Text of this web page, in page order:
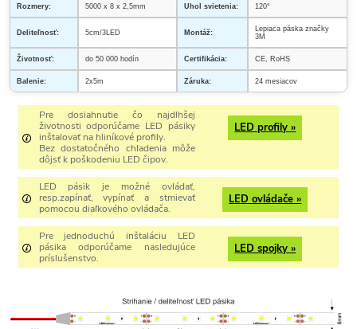
Rozmery: 5000 x 8 x 2,5mm Uhol svietenia: 120°
Deliteľnosť: 5cm/3LED Montáž:
Lepiaca páska značky
3M
Životnosť: do 50 000 hodín Certifikácia: CE, RoHS
Balenie: 2x5m Záruka: 24 mesiacov
Pre dosiahnutie čo najdlhšej
životnosti odporúčame LED pásiky
inštalovať na hliníkové profily.
Bez dostatočného chladenia môže
dôjsť k poškodeniu LED čipov.
LED profily »
LED pásik je možné ovládať,
resp.zapínať, vypínať a stmievať
pomocou diaľkového ovládača.
LED ovládače »
Pre jednoduchú inštaláciu LED
pásika odporúčame nasledujúce
príslušenstvo.
LED spojky »